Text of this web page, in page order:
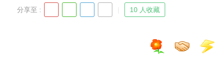
分享至 : 10 人收藏